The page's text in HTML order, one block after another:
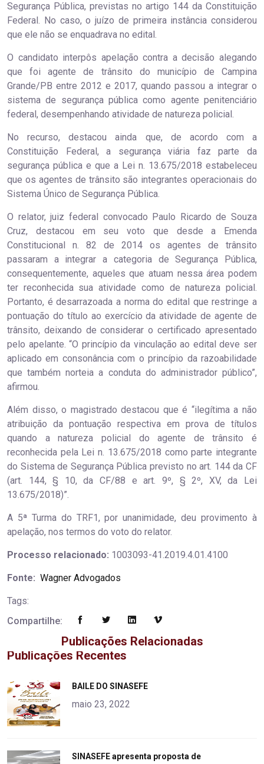
Segurança Pública, previstas no artigo 144 da Constituição
Federal. No caso, o juízo de primeira instância considerou
que ele não se enquadrava no edital.
O candidato interpôs apelação contra a decisão alegando
que foi agente de trânsito do município de Campina
Grande/PB entre 2012 e 2017, quando passou a integrar o
sistema de segurança pública como agente penitenciário
federal, desempenhando atividade de natureza policial.
No recurso, destacou ainda que, de acordo com a
Constituição Federal, a segurança viária faz parte da
segurança pública e que a Lei n. 13.675/2018 estabeleceu
que os agentes de trânsito são integrantes operacionais do
Sistema Único de Segurança Pública.
O relator, juiz federal convocado Paulo Ricardo de Souza
Cruz, destacou em seu voto que desde a Emenda
Constitucional n. 82 de 2014 os agentes de trânsito
passaram a integrar a categoria de Segurança Pública,
consequentemente, aqueles que atuam nessa área podem
ter reconhecida sua atividade como de natureza policial.
Portanto, é desarrazoada a norma do edital que restringe a
pontuação do título ao exercício da atividade de agente de
trânsito, deixando de considerar o certificado apresentado
pelo apelante. “O princípio da vinculação ao edital deve ser
aplicado em consonância com o princípio da razoabilidade
que também norteia a conduta do administrador público”,
afirmou.
Além disso, o magistrado destacou que é “ilegítima a não
atribuição da pontuação respectiva em prova de títulos
quando a natureza policial do agente de trânsito é
reconhecida pela Lei n. 13.675/2018 como parte integrante
do Sistema de Segurança Pública previsto no art. 144 da CF
(art. 144, § 10, da CF/88 e art. 9º, § 2º, XV, da Lei
13.675/2018)”.
A 5ª Turma do TRF1, por unanimidade, deu provimento à
apelação, nos termos do voto do relator.
Processo relacionado: 1003093-41.2019.4.01.4100
Fonte: Wagner Advogados
Tags:
Compartilhe:
Publicações Relacionadas
Publicações Recentes
alt="product">
BAILE DO SINASEFE
maio 23, 2022
SINASEFE apresenta proposta de